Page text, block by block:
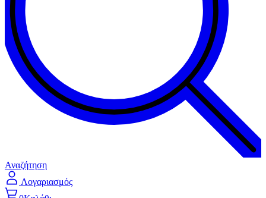
Αναζήτηση
Λογαριασμός